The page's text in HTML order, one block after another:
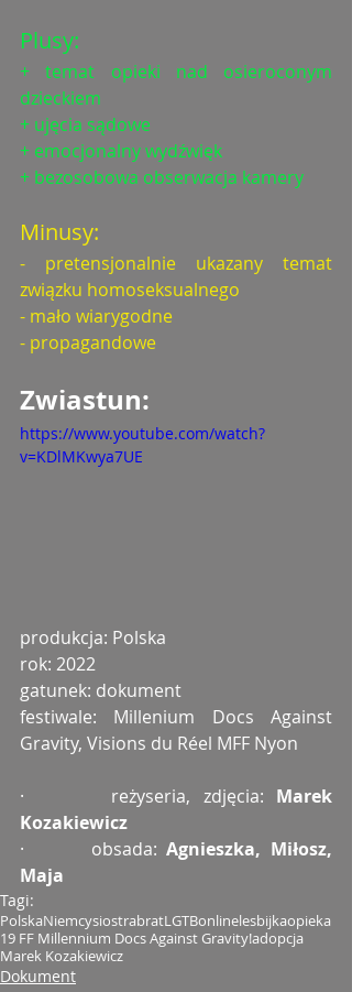
Plusy:
+ temat opieki nad osieroconym
dzieckiem
+ ujęcia sądowe
+ emocjonalny wydźwięk
+ bezosobowa obserwacja kamery
Minusy:
- pretensjonalnie ukazany temat
związku homoseksualnego
- mało wiarygodne
- propagandowe
Zwiastun:
https://www.youtube.com/watch?
v=KDlMKwya7UE
produkcja: Polska
rok: 2022
gatunek: dokument
festiwale: Millenium Docs Against
Gravity, Visions du Réel MFF Nyon
·       reżyseria, zdjęcia: Marek
Kozakiewicz
·       obsada: Agnieszka, Miłosz,
Maja
Tagi:
PolskaNiemcysiostrabratLGTBonlinelesbijkaopieka
19 FF Millennium Docs Against Gravity!adopcja
Marek Kozakiewicz
Dokument